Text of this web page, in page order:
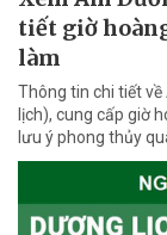
tiết giờ
làm
Thông tin chi tiết
lịch), cung cấp giờ
lưu ý phong thủy